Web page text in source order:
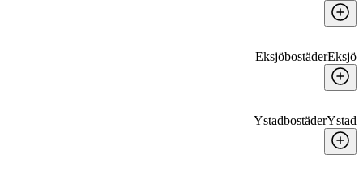
EksjöbostäderEksjö
YstadbostäderYstad